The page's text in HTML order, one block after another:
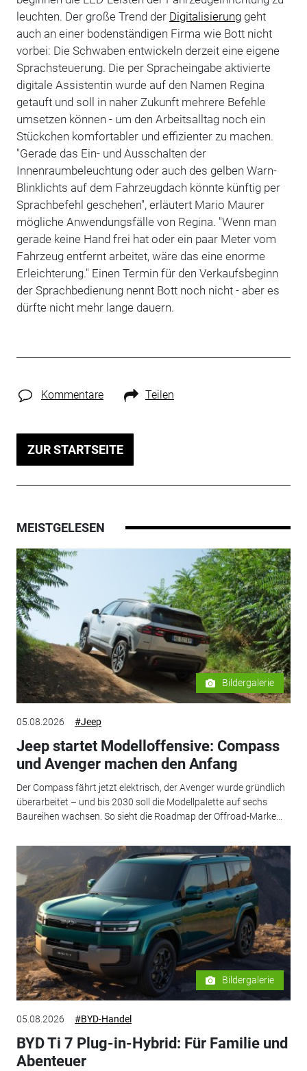
leuchten. Der große Trend der Digitalisierunggeht
auch an einer bodenständigen Firma wie Bott nicht
vorbei: Die Schwaben entwickeln derzeit eine eigene
Sprachsteuerung. Die per Spracheingabe aktivierte
digitale Assistentin wurde auf den Namen Regina
getauft und soll in naher Zukunft mehrere Befehle
umsetzen können - um den Arbeitsalltag noch ein
Stückchen komfortabler und effizienter zu machen.
"Gerade das Ein- und Ausschalten der
Innenraumbeleuchtung oder auch des gelben Warn-
Blinklichts auf dem Fahrzeugdach könnte künftig per
Sprachbefehl geschehen", erläutert Mario Maurer
mögliche Anwendungsfälle von Regina. "Wenn man
gerade keine Hand frei hat oder ein paar Meter vom
Fahrzeug entfernt arbeitet, wäre das eine enorme
Erleichterung." Einen Termin für den Verkaufsbeginn
der Sprachbedienung nennt Bott noch nicht - aber es
dürfte nicht mehr lange dauern.
Kommentare Teilen
ZUR STARTSEITE
MEISTGELESEN
Bildergalerie
05.08.2026 #Jeep
Jeep startet Modelloffensive: Compass
und Avenger machen den Anfang
Der Compass fährt jetzt elektrisch, der Avenger wurde gründlich
überarbeitet – und bis 2030 soll die Modellpalette auf sechs
Baureihen wachsen. So sieht die Roadmap der Offroad-Marke...
Bildergalerie
05.08.2026 #BYD-Handel
BYD Ti 7 Plug-in-Hybrid: Für Familie und
Abenteuer